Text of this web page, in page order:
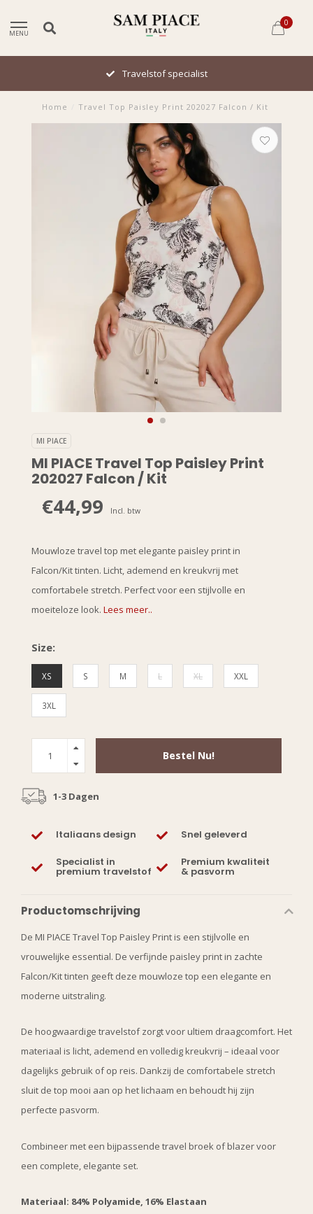
MENU
0
Travelstof specialist
Home Travel Top Paisley Print 202027 Falcon / Kit
MI PIACE
MI PIACE Travel Top Paisley Print
202027 Falcon / Kit
€44,99 Incl. btw
Mouwloze travel top met elegante paisley print in
Falcon/Kit tinten. Licht, ademend en kreukvrij met
comfortabele stretch. Perfect voor een stijlvolle en
moeiteloze look. Lees meer..
Size:
XS S M L XL XXL
3XL
Bestel Nu!
1-3 Dagen
Italiaans design Snel geleverd
Specialist in
premium travelstof
Premium kwaliteit
& pasvorm
Productomschrijving
De MI PIACE Travel Top Paisley Print is een stijlvolle en
vrouwelijke essential. De verfijnde paisley print in zachte
Falcon/Kit tinten geeft deze mouwloze top een elegante en
moderne uitstraling.
De hoogwaardige travelstof zorgt voor ultiem draagcomfort. Het
materiaal is licht, ademend en volledig kreukvrij – ideaal voor
dagelijks gebruik of op reis. Dankzij de comfortabele stretch
sluit de top mooi aan op het lichaam en behoudt hij zijn
perfecte pasvorm.
Combineer met een bijpassende travel broek of blazer voor
een complete, elegante set.
Materiaal: 84% Polyamide, 16% Elastaan